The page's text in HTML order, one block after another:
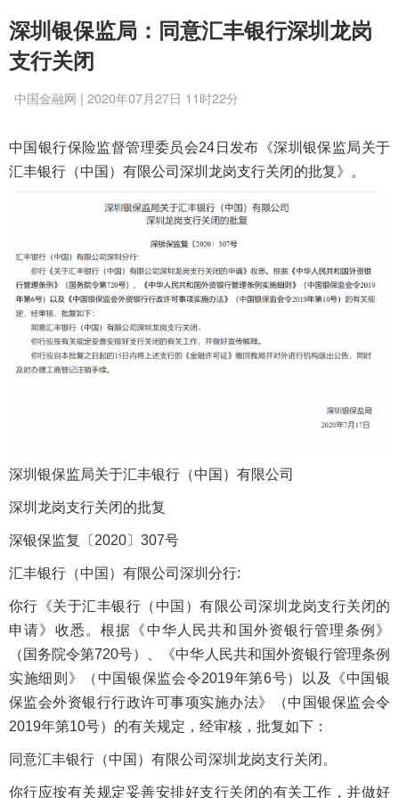
深圳银保监局：同意汇丰银行深圳龙岗
支行关闭
中国金融网 | 2020年07月27日 11时22分
中国银行保险监督管理委员会24日发布《深圳银保监局关于
汇丰银行（中国）有限公司深圳龙岗支行关闭的批复》。
深圳银保监局关于汇丰银行（中国）有限公司
深圳龙岗支行关闭的批复
深银保监复〔2020〕307号
汇丰银行（中国）有限公司深圳分行:
你行《关于汇丰银行（中国）有限公司深圳龙岗支行关闭的
申请》收悉。根据《中华人民共和国外资银行管理条例》
（国务院令第720号）、《中华人民共和国外资银行管理条例
实施细则》（中国银保监会令2019年第6号）以及《中国银
保监会外资银行行政许可事项实施办法》（中国银保监会令
2019年第10号）的有关规定，经审核，批复如下：
同意汇丰银行（中国）有限公司深圳龙岗支行关闭。
你行应按有关规定妥善安排好支行关闭的有关工作，并做好